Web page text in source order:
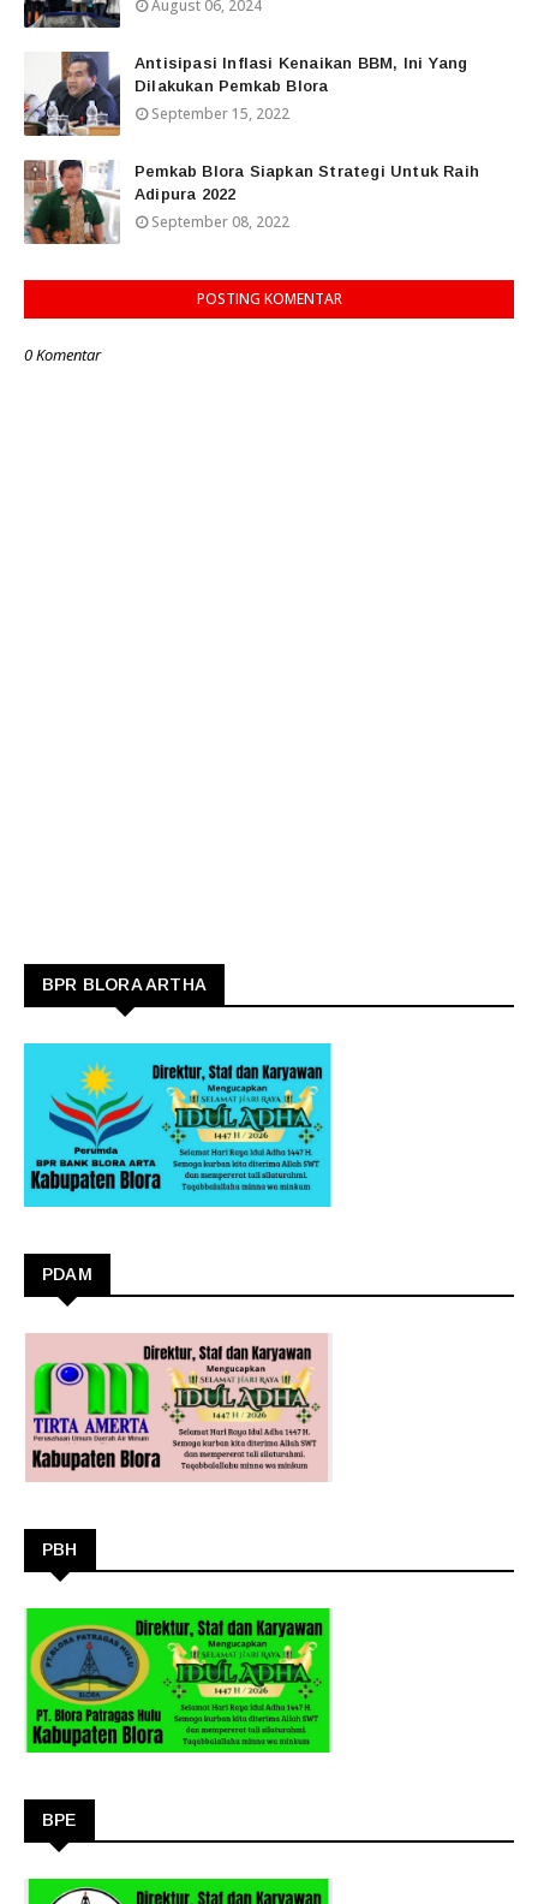
August 06, 2024
Antisipasi Inflasi Kenaikan BBM, Ini Yang
Dilakukan Pemkab Blora
September 15, 2022
Pemkab Blora Siapkan Strategi Untuk Raih
Adipura 2022
September 08, 2022
POSTING KOMENTAR
0 Komentar
BPR BLORA ARTHA
PDAM
PBH
BPE